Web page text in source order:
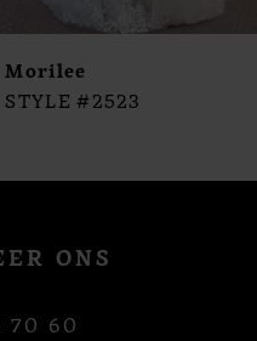
Morilee
STYLE #2523
ONS
70 60